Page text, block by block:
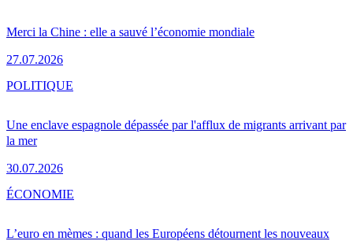
Merci la Chine : elle a sauvé l’économie mondiale
27.07.2026
Une enclave espagnole dépassée par l'afflux de migrants arrivant par
la mer
30.07.2026
POLITIQUE
L’euro en mèmes : quand les Européens détournent les nouveaux
ÉCONOMIE